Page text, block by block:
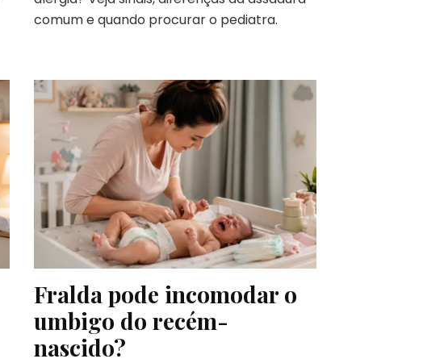
comum e quando procurar o pediatra.
Fralda pode incomodar o
umbigo do recém-
nascido?